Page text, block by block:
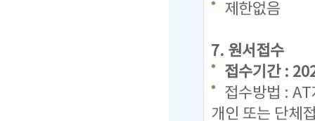
제한없음
7. 원서접수
접수기간 :
접수방법 :
개인 또는 단체